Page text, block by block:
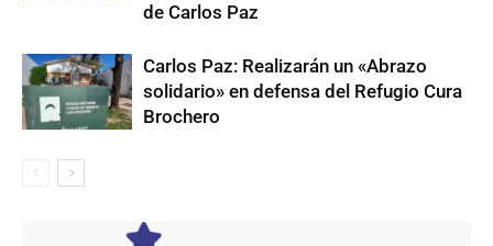
de Carlos Paz
Carlos Paz: Realizarán un «Abrazo
solidario» en defensa del Refugio Cura
Brochero